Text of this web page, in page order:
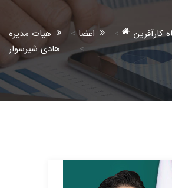
کارآفرین > اعضا>
هیات مدیره
>
هادی شیرسوار